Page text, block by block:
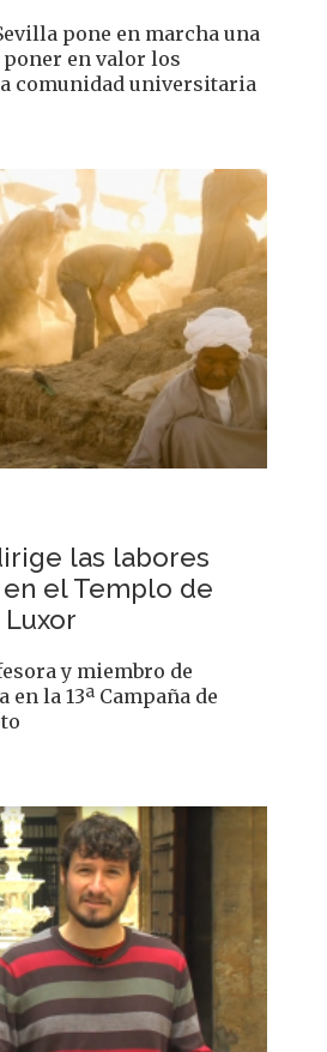
pone en marcha una
en valor los
comunidad universitaria
las labores
el Templo de
y miembro de
la 13ª Campaña de